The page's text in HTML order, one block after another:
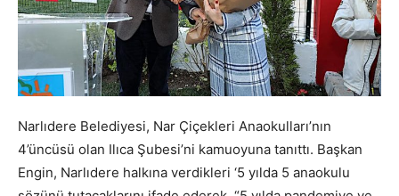
Narlıdere Belediyesi, Nar Çiçekleri Anaokulları’nın
4’üncüsü olan Ilıca Şubesi’ni kamuoyuna tanıttı. Başkan
Engin, Narlıdere halkına verdikleri ‘5 yılda 5 anaokulu